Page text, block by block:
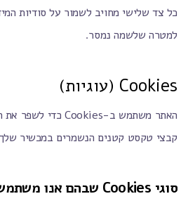
כל צד שלישי מחויב לשמור על סודיות
למטרה שלשמה נמסר.
Cookies (עוגיות)
קבצי טקסט קטנים הנשמרים במכשיר
סוגי Cookies שבהם אנו משתמשים: